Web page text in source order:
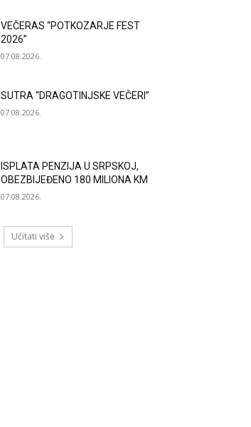
VEČERAS “POTKOZARJE FEST
2026”
07.08.2026.
SUTRA “DRAGOTINJSKE VEČERI”
07.08.2026.
ISPLATA PENZIJA U SRPSKOJ,
OBEZBIJEĐENO 180 MILIONA KM
07.08.2026.
Učitati više